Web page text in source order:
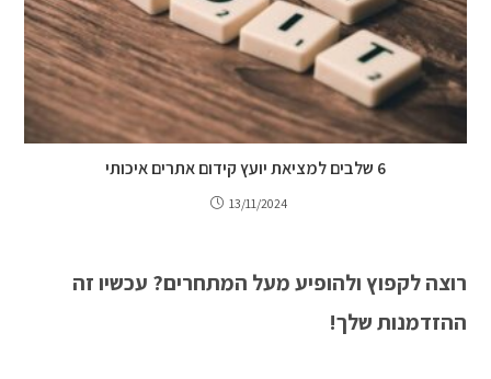
6 שלבים למציאת יועץ קידום אתרים איכותי
13/11/2024
רוצה לקפוץ ולהופיע מעל המתחרים? עכשיו זה
ההזדמנות שלך!